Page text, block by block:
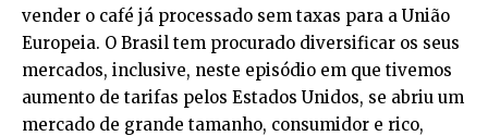
vender o café já processado sem taxas para a União
Europeia. O Brasil tem procurado diversificar os seus
mercados, inclusive, neste episódio em que tivemos
aumento de tarifas pelos Estados Unidos, se abriu um
mercado de grande tamanho, consumidor e rico,